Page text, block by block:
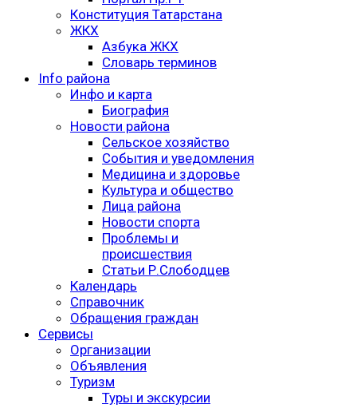
Конституция Татарстана
ЖКХ
Азбука ЖКХ
Словарь терминов
Info района
Инфо и карта
Биография
Новости района
Сельское хозяйство
События и уведомления
Медицина и здоровье
Культура и общество
Лица района
Новости спорта
Проблемы и
происшествия
Статьи Р.Слободцев
Календарь
Справочник
Обращения граждан
Сервисы
Организации
Объявления
Туризм
Туры и экскурсии